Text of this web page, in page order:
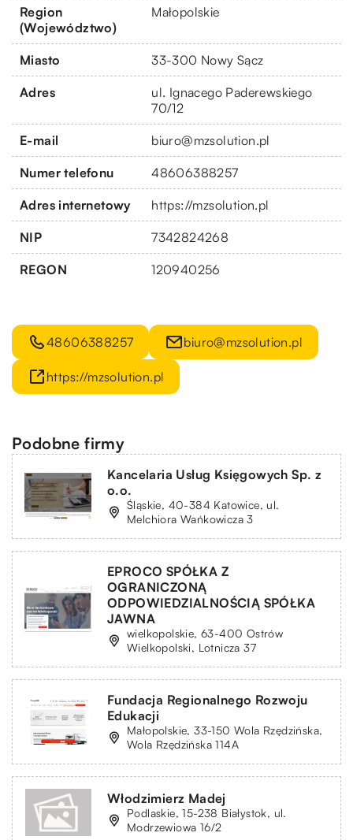
Region
(Województwo)
Małopolskie
Miasto 33-300 Nowy Sącz
Adres
ul. Ignacego Paderewskiego
70/12
E-mail biuro@mzsolution.pl
Numer telefonu 48606388257
Adres internetowy https://mzsolution.pl
NIP 7342824268
REGON 120940256
48606388257 biuro@mzsolution.pl
https://mzsolution.pl
Podobne firmy
Kancelaria Usług Księgowych Sp. z
o.o.
Śląskie, 40-384 Katowice, ul.
Melchiora Wańkowicza 3
EPROCO SPÓŁKA Z
OGRANICZONĄ
ODPOWIEDZIALNOŚCIĄ SPÓŁKA
JAWNA
wielkopolskie, 63-400 Ostrów
Wielkopolski, Lotnicza 37
Fundacja Regionalnego Rozwoju
Edukacji
Małopolskie, 33-150 Wola Rzędzińska,
Wola Rzędzińska 114A
Włodzimierz Madej
Podlaskie, 15-238 Białystok, ul.
Modrzewiowa 16/2